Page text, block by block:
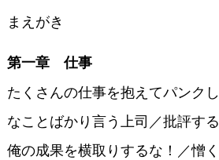
まえがき
第一章 仕事
たくさんの仕事を抱えてパンク
なことばかり言う上司／批評す
俺の成果を横取りするな！／憎